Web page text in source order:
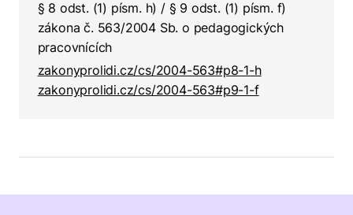
§ 8 odst. (1) písm. h) / § 9 odst. (1) písm. f)
zákona č. 563/2004 Sb. o pedagogických
pracovnících
zakonyprolidi.cz/cs/2004-563#p8-1-h
zakonyprolidi.cz/cs/2004-563#p9-1-f